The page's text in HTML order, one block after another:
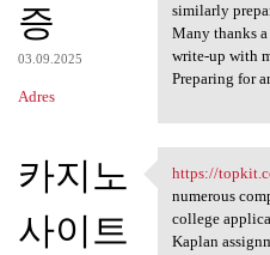
증
03.09.2025
Adres
similarly
Many thanks
write-up with
Preparing for
카지노
사이트
https://
https://
numerous
college
Kaplan